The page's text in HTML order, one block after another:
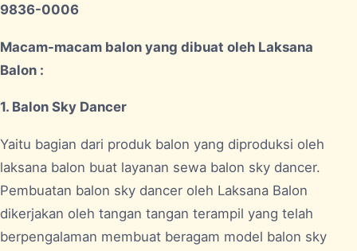
9836-0006
Macam-macam balon yang dibuat oleh Laksana
Balon :
1. Balon Sky Dancer
Yaitu bagian dari produk balon yang diproduksi oleh
laksana balon buat layanan sewa balon sky dancer.
Pembuatan balon sky dancer oleh Laksana Balon
dikerjakan oleh tangan tangan terampil yang telah
berpengalaman membuat beragam model balon sky